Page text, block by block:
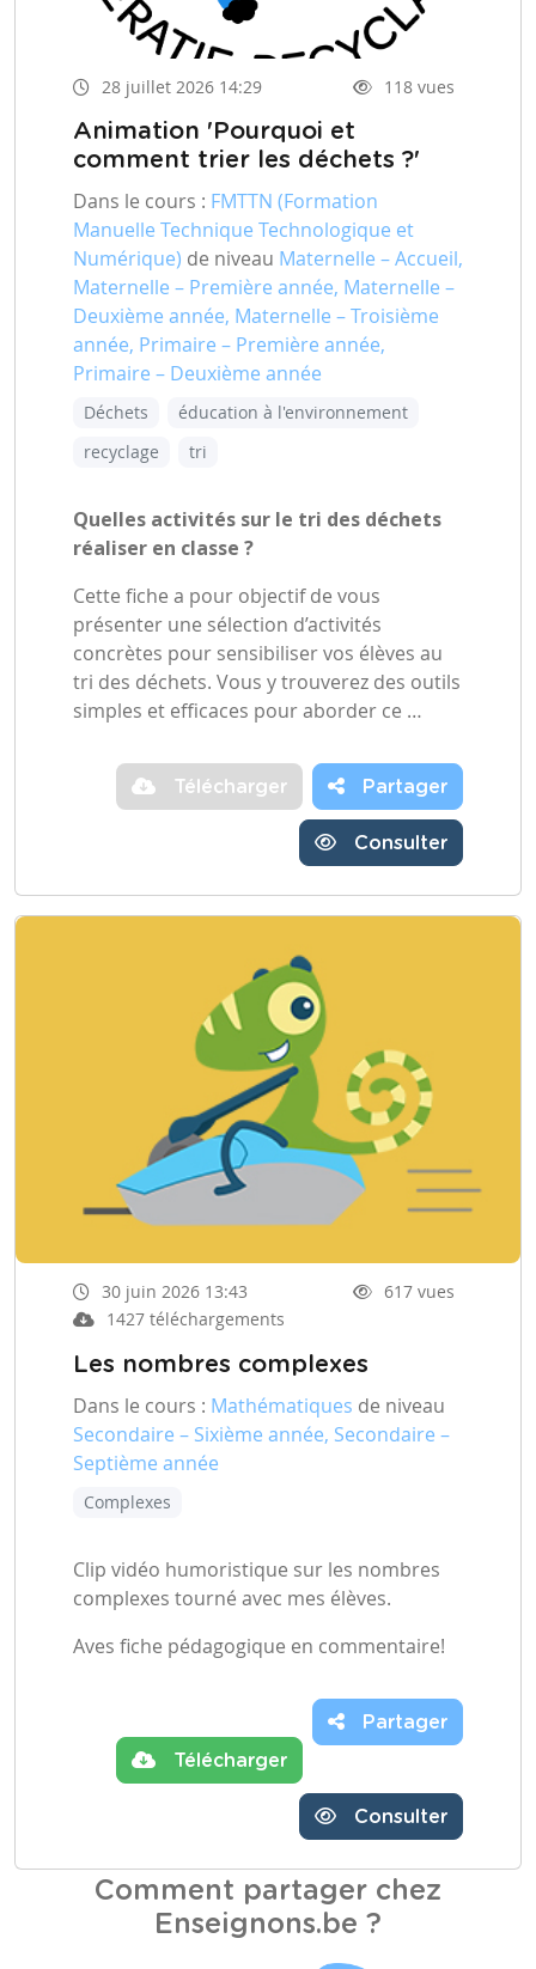
28 juillet 2026 14:29 118 vues
Animation 'Pourquoi et
comment trier les déchets ?'
Dans le cours : FMTTN (Formation
Manuelle Technique Technologique et
Numérique) de niveau Maternelle – Accueil,
Maternelle – Première année, Maternelle –
Deuxième année, Maternelle – Troisième
année, Primaire – Première année,
Primaire – Deuxième année
Déchets
éducation à l'environnement
recyclage
tri
Quelles activités sur le tri des déchets
réaliser en classe ?
Cette fiche a pour objectif de vous
présenter une sélection d’activités
concrètes pour sensibiliser vos élèves au
tri des déchets. Vous y trouverez des outils
simples et efficaces pour aborder ce …
Télécharger Partager
Consulter
30 juin 2026 13:43
617 vues
1427 téléchargements
Les nombres complexes
Dans le cours : Mathématiques de niveau
Secondaire – Sixième année, Secondaire –
Septième année
Complexes
Clip vidéo humoristique sur les nombres
complexes tourné avec mes élèves.
Aves fiche pédagogique en commentaire!
Télécharger
Partager
Consulter
Comment partager chez
Enseignons.be ?